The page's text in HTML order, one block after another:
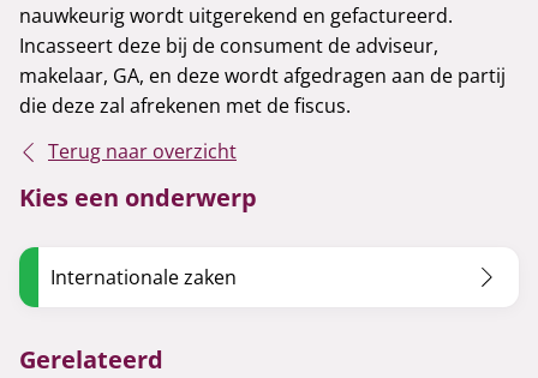
nauwkeurig wordt uitgerekend en gefactureerd.
Incasseert deze bij de consument de adviseur,
makelaar, GA, en deze wordt afgedragen aan de partij
die deze zal afrekenen met de fiscus.
Terug naar overzicht
Kies een onderwerp
Internationale zaken
Gerelateerd